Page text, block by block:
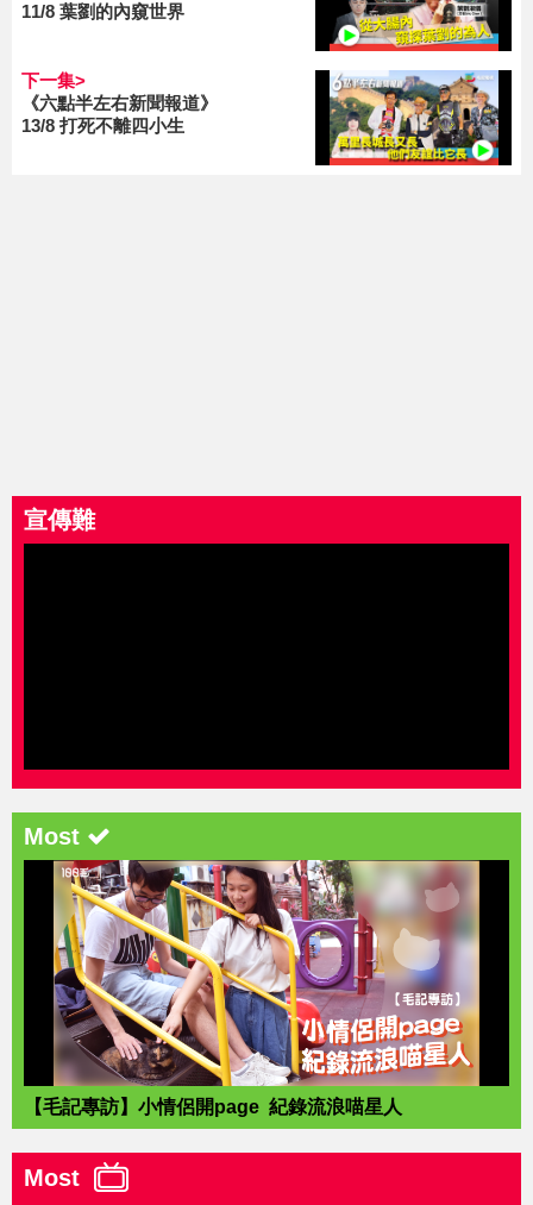
11/8 葉劉的內窺世界
下一集>
《六點半左右新聞報道》
13/8 打死不離四小生
宣傳難
Most
【毛記專訪】小情侶開page 紀錄流浪喵星人
Most